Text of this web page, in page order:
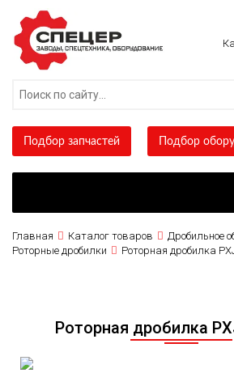
Подбор запчастей Подбор
Главная Каталог товаров
Дробильное
Роторные дробилки
Роторная дробилка
Роторная дробилка